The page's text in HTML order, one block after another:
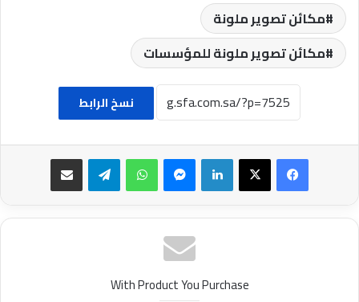
مكائن تصوير ملونة
مكائن تصوير ملونة للمؤسسات
نسخ الرابط
فيسبوك لينكدإن واتساب تيلقرام
With Product You Purchase